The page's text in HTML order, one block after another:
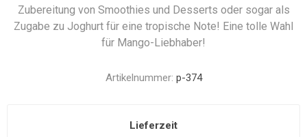
Zubereitung von Smoothies und Desserts oder sogar als
Zugabe zu Joghurt für eine tropische Note! Eine tolle Wahl
für Mango-Liebhaber!
Artikelnummer: p-374
Lieferzeit